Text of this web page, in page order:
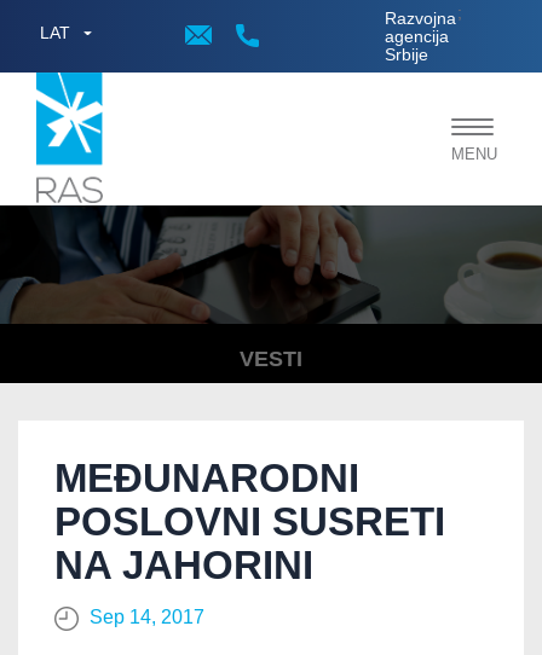
LAT
Razvojna
agencija
Srbije
;
Toggle
MENU
VESTI
MEĐUNARODNI
POSLOVNI SUSRETI
NA JAHORINI
Sep 14, 2017